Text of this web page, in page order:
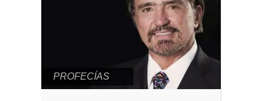
PROFECÍAS